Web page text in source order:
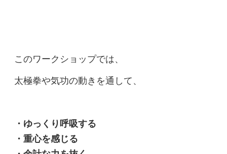
このワークショップでは、
太極拳や気功の動きを通して、
・ゆっくり呼吸する
・重心を感じる